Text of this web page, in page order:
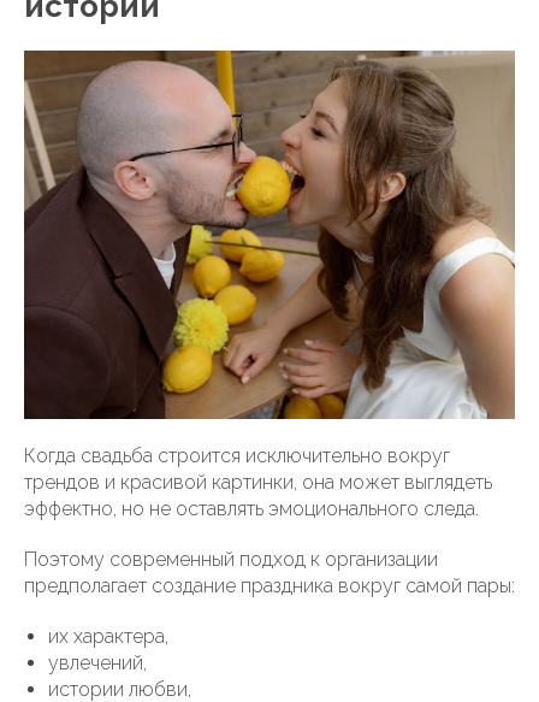
Когда свадьба строится исключительно вокруг
трендов и красивой картинки, она может выглядеть
эффектно, но не оставлять эмоционального следа.
Поэтому современный подход к организации
предполагает создание праздника вокруг самой пары:
их характера,
увлечений,
истории любви,